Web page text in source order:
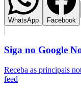
WhatsApp Facebook
Siga no Google
Receba as principais
feed